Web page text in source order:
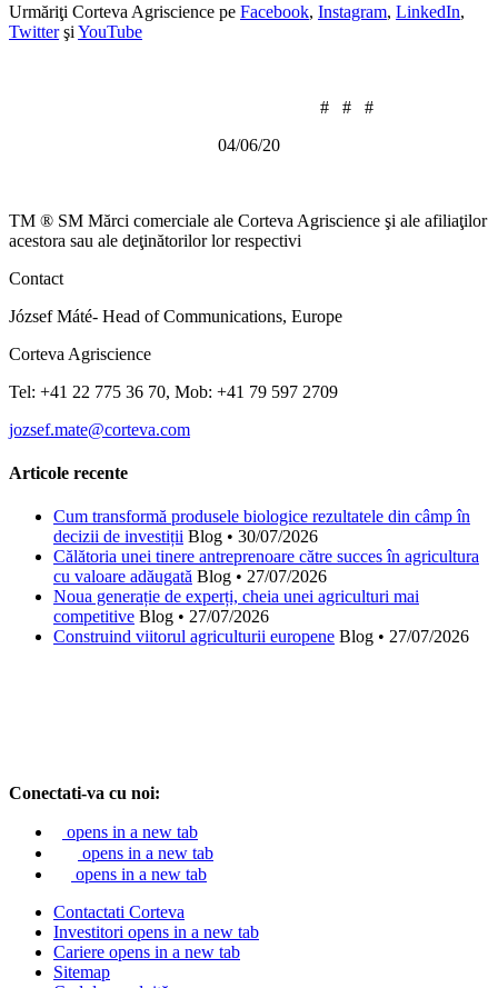
Urmăriţi Corteva Agriscience pe Facebook, Instagram, LinkedIn,
Twitterşi YouTube
# # #
04/06/20
TM ® SM Mărci comerciale ale Corteva Agriscience şi ale afiliaţilor
acestora sau ale deţinătorilor lor respectivi
Contact
József Máté- Head of Communications, Europe
Corteva Agriscience
Tel: +41 22 775 36 70, Mob: +41 79 597 2709
jozsef.mate@corteva.com
Articole recente
Cum transformă produsele biologice rezultatele din câmp în
decizii de investiții Blog • 30/07/2026
Călătoria unei tinere antreprenoare către succes în agricultura
cu valoare adăugată Blog • 27/07/2026
Noua generație de experți, cheia unei agriculturi mai
competitive Blog • 27/07/2026
Construind viitorul agriculturii europene Blog • 27/07/2026
Conectati-va cu noi:
opens in a new tab
opens in a new tab
opens in a new tab
Contactati Corteva
Investitori opens in a new tab
Cariere opens in a new tab
Sitemap